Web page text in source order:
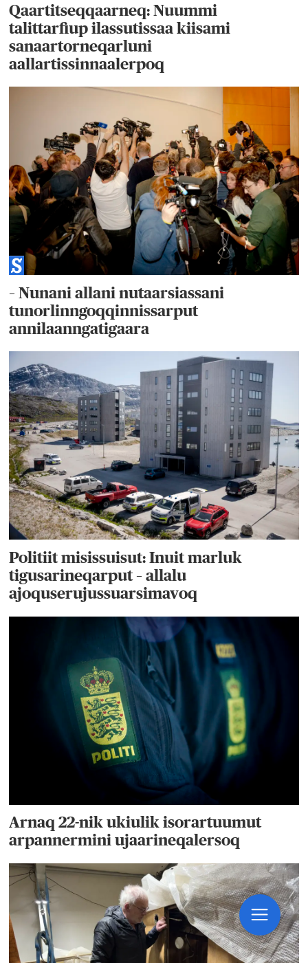
Qaartitseqqaarneq: Nuummi
talittarfiup ilassutissaa kiisami
sanaartorneqarluni
aallartissinnaalerpoq
– Nunani allani nutaarsiassani
tunorlinngoqqinnissarput
annilaanngatigaara
Politiit misissuisut: Inuit marluk
tigusarineqarput – allalu
ajoquserujussuarsimavoq
Arnaq 22-nik ukiulik isorartuumut
arpannermini ujaarineqalersoq